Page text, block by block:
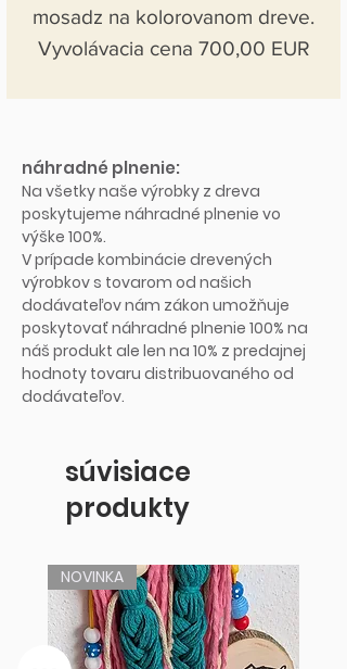
mosadz na kolorovanom dreve.
Vyvolávacia cena 700,00 EUR
náhradné plnenie:
Na všetky naše výrobky z dreva
poskytujeme náhradné plnenie vo
výške 100%.
V prípade kombinácie drevených
výrobkov s tovarom od našich
dodávateľov nám zákon umožňuje
poskytovať náhradné plnenie 100% na
náš produkt ale len na 10% z predajnej
hodnoty tovaru distribuovaného od
dodávateľov.
súvisiace
produkty
NOVINKA